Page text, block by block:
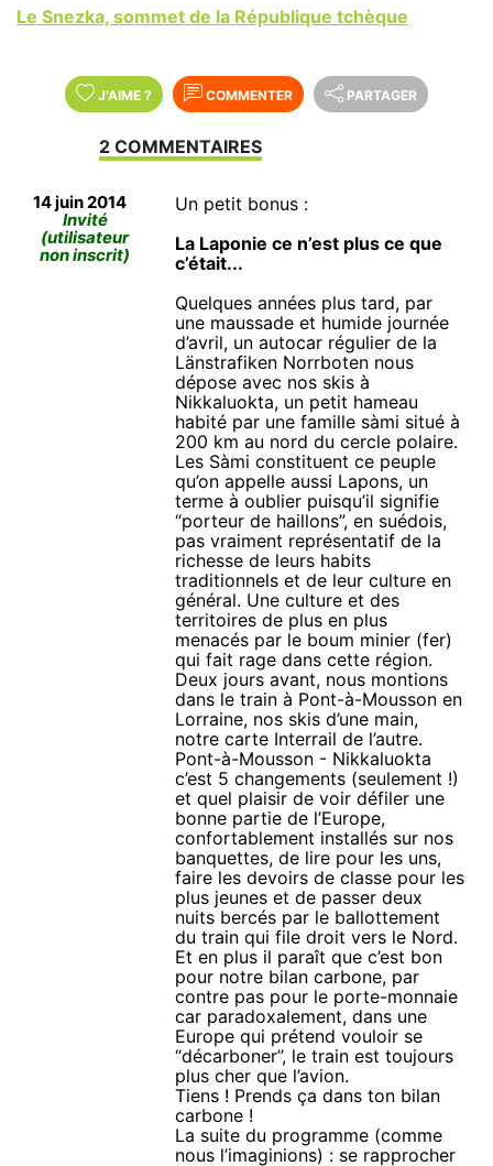
Le Snezka, sommet de la République tchèque
J'AIME ? COMMENTER PARTAGER
2 COMMENTAIRES
14 juin 2014
Invité
(utilisateur
non inscrit)
Un petit bonus :
La Laponie ce n’est plus ce que
c’était...
Quelques années plus tard, par
une maussade et humide journée
d’avril, un autocar régulier de la
Länstrafiken Norrboten nous
dépose avec nos skis à
Nikkaluokta, un petit hameau
habité par une famille sàmi situé à
200 km au nord du cercle polaire.
Les Sàmi constituent ce peuple
qu’on appelle aussi Lapons, un
terme à oublier puisqu’il signifie
“porteur de haillons”, en suédois,
pas vraiment représentatif de la
richesse de leurs habits
traditionnels et de leur culture en
général. Une culture et des
territoires de plus en plus
menacés par le boum minier (fer)
qui fait rage dans cette région.
Deux jours avant, nous montions
dans le train à Pont-à-Mousson en
Lorraine, nos skis d’une main,
notre carte Interrail de l’autre.
Pont-à-Mousson - Nikkaluokta
c’est 5 changements (seulement !)
et quel plaisir de voir défiler une
bonne partie de l’Europe,
confortablement installés sur nos
banquettes, de lire pour les uns,
faire les devoirs de classe pour les
plus jeunes et de passer deux
nuits bercés par le ballottement
du train qui file droit vers le Nord.
Et en plus il paraît que c’est bon
pour notre bilan carbone, par
contre pas pour le porte-monnaie
car paradoxalement, dans une
Europe qui prétend vouloir se
“décarboner”, le train est toujours
plus cher que l’avion.
Tiens ! Prends ça dans ton bilan
carbone !
La suite du programme (comme
nous l’imaginions) : se rapprocher